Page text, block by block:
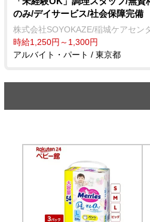
のみ/デイサービス/社会保障完備
株式会社SOYOKAZE/稲城ケアセン
時給1,250円～1,300円
アルバイト・パート / 東京都